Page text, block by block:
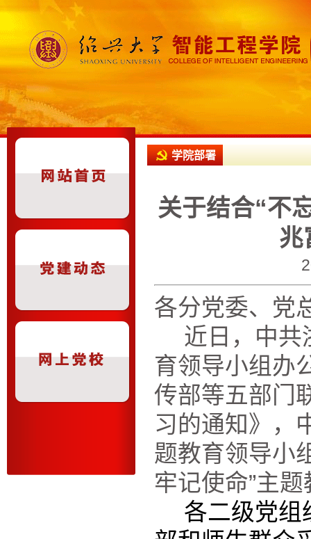
学院部署
关于结合“不
兆
各分党委、党
近日，中共
育领导小组办
传部等五部门
习的通知》，
题教育领导小
牢记使命”主
各二级党组